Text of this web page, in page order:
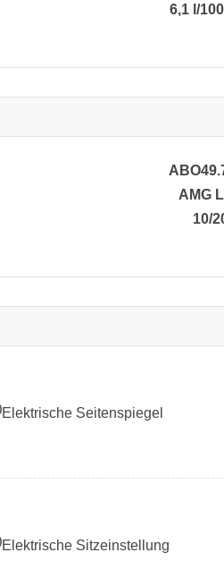
6,1 l/
AMG
10/
Elektrische Seitenspiegel
Elektrische Sitzeinstellung